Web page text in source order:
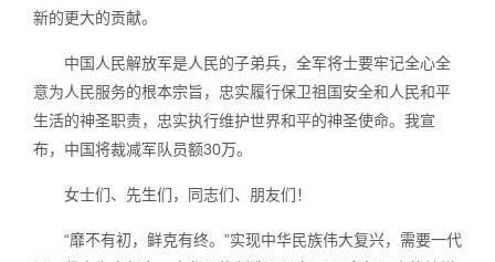
新的更大的贡献。
中国人民解放军是人民的子弟兵，全军将士要牢记全心全
意为人民服务的根本宗旨，忠实履行保卫祖国安全和人民和平
生活的神圣职责，忠实执行维护世界和平的神圣使命。我宣
布，中国将裁减军队员额30万。
女士们、先生们，同志们、朋友们！
“靡不有初，鲜克有终。”实现中华民族伟大复兴，需要一代